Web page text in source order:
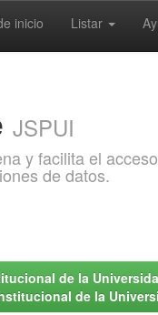
inicio Listar
JSPUI
y facilita el
de datos.
de la
de la